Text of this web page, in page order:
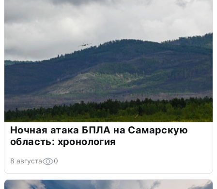
Ночная атака БПЛА на Самарскую
область: хронология
8 августа 0